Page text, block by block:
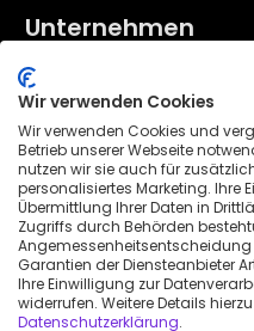
Unternehmen
Social Media
Allgemeine
Datenschutzerklärung
Impressum
Patenthinweis
Wir verwenden Cookies
Wir verwenden Cookies und
Betrieb unserer Webseite
nutzen wir sie auch für
personalisiertes Marketing.
Übermittlung Ihrer Daten in
Zugriffs durch Behörden
Garantien der Diensteanbieter
Ihre Einwilligung zur
widerrufen. Weitere Details
Datenschutzerklärung.